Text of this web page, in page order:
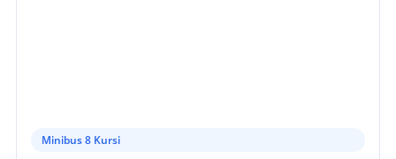
Minibus 8 Kursi